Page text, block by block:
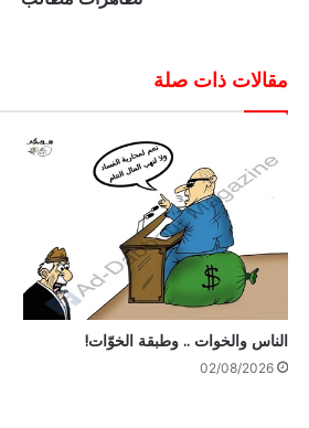
مقالات ذات صلة
الناس والخوات .. وطبقة الخوّات!
02/08/2026